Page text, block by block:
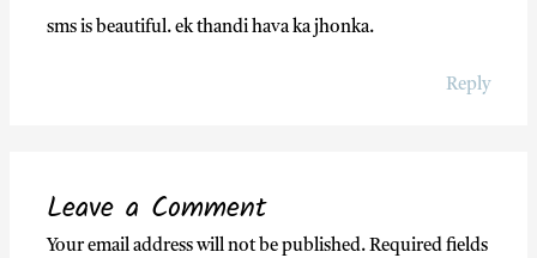
sms is beautiful. ek thandi hava ka jhonka.
Reply
Leave a Comment
Your email address will not be published. Required fields